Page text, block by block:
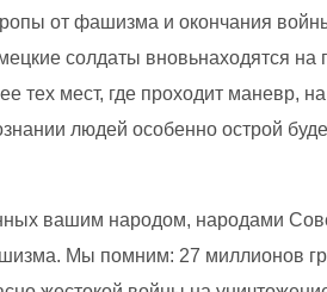
от фашизма и окончания
солдаты вновьнаходятся на
тех мест, где проходит маневр,
людей особенно острой
вашим народом, народами
Мы помним: 27 миллионов